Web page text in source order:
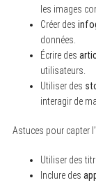
les images
Créer des
données.
Écrire des
utilisateurs.
Utiliser des
interagir de
Astuces pour capter
Utiliser des
Inclure des
e
r